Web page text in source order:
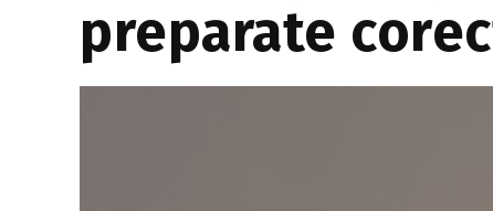
preparate